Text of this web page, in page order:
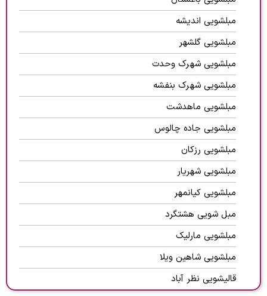
مبلشویی اندیشه
مبلشویی گلشهر
مبلشویی شهرک وحدت
مبلشویی شهرک بنفشه
مبلشویی ماهدشت
مبلشویی جاده چالوس
مبلشویی رزکان
مبلشویی شهریار
مبلشویی کیانمهر
مبل شویی هشتگرد
مبلشویی مارلیک
مبلشویی شاهین ویلا
قالیشویی نظر آباد